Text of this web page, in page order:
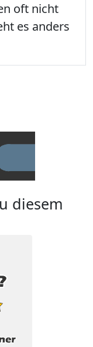
oft nicht
es anders
diesem